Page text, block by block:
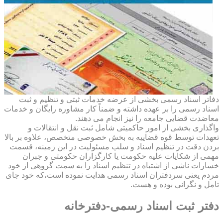
دفاتر اسناد رسمی بخشی از عرضه خدمات ثبتی و تنظیم و ثبت
اسناد رسمی را بر عهده داشته و ضمناً کار مشاوره رایگان و خدمات
معاضدت قضایی جامعه را نیز انجام می دهند.
واگذاری بخشی از امور حاکمیتی شامل ثبت نقل و انتقالات و
تعهدات توسط قوه قضاییه به بخش خصوصی متخصص، علاوه بر بالا
بردن دقت در تنظیم اسناد و سلب مسئولیت در این زمینه، قسمت
مهمی از شکایات علیه حکومت یا کارگزاران حکومتی و جبران
خسارات ناشی از اشتباه در تنظیم اسناد را به سمت گروهی از خود
مردم یعنی سردفتران اسناد رسمی هدایت نموده است،که خود جای
تامل و نگرانی بوده و هست.
دفتر ثبت اسناد رسمی-دفترخانه